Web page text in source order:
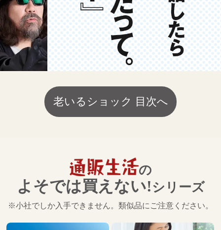
老いるショック 目次へ
の
よそでは買えない!シリーズ
※小社でしか入手できません。類似品にご注意ください。